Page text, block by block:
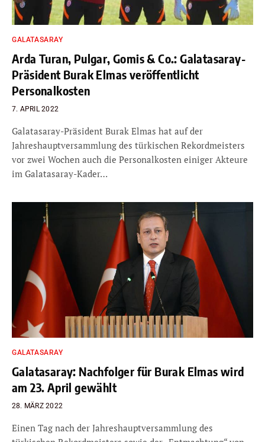
GALATASARAY
Arda Turan, Pulgar, Gomis & Co.: Galatasaray-
Präsident Burak Elmas veröffentlicht
Personalkosten
7. APRIL 2022
Galatasaray-Präsident Burak Elmas hat auf der
Jahreshauptversammlung des türkischen Rekordmeisters
vor zwei Wochen auch die Personalkosten einiger Akteure
im Galatasaray-Kader…
GALATASARAY
Galatasaray: Nachfolger für Burak Elmas wird
am 23. April gewählt
28. MÄRZ 2022
Einen Tag nach der Jahreshauptversammlung des